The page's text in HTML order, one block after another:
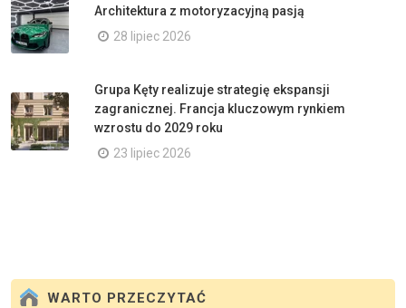
Architektura z motoryzacyjną pasją
28 lipiec 2026
Grupa Kęty realizuje strategię ekspansji
zagranicznej. Francja kluczowym rynkiem
wzrostu do 2029 roku
23 lipiec 2026
WARTO PRZECZYTAĆ